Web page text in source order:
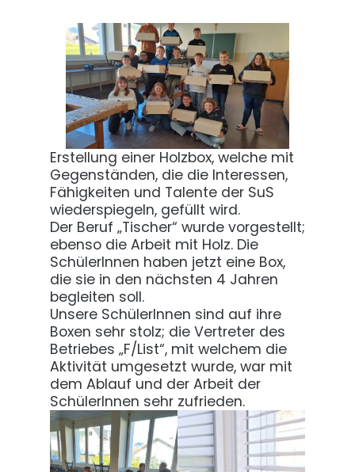
Erstellung einer Holzbox, welche mit
Gegenständen, die die Interessen,
Fähigkeiten und Talente der SuS
wiederspiegeln, gefüllt wird.
Der Beruf „Tischer“ wurde vorgestellt;
ebenso die Arbeit mit Holz. Die
SchülerInnen haben jetzt eine Box,
die sie in den nächsten 4 Jahren
begleiten soll.
Unsere SchülerInnen sind auf ihre
Boxen sehr stolz; die Vertreter des
Betriebes „F/List“, mit welchem die
Aktivität umgesetzt wurde, war mit
dem Ablauf und der Arbeit der
SchülerInnen sehr zufrieden.